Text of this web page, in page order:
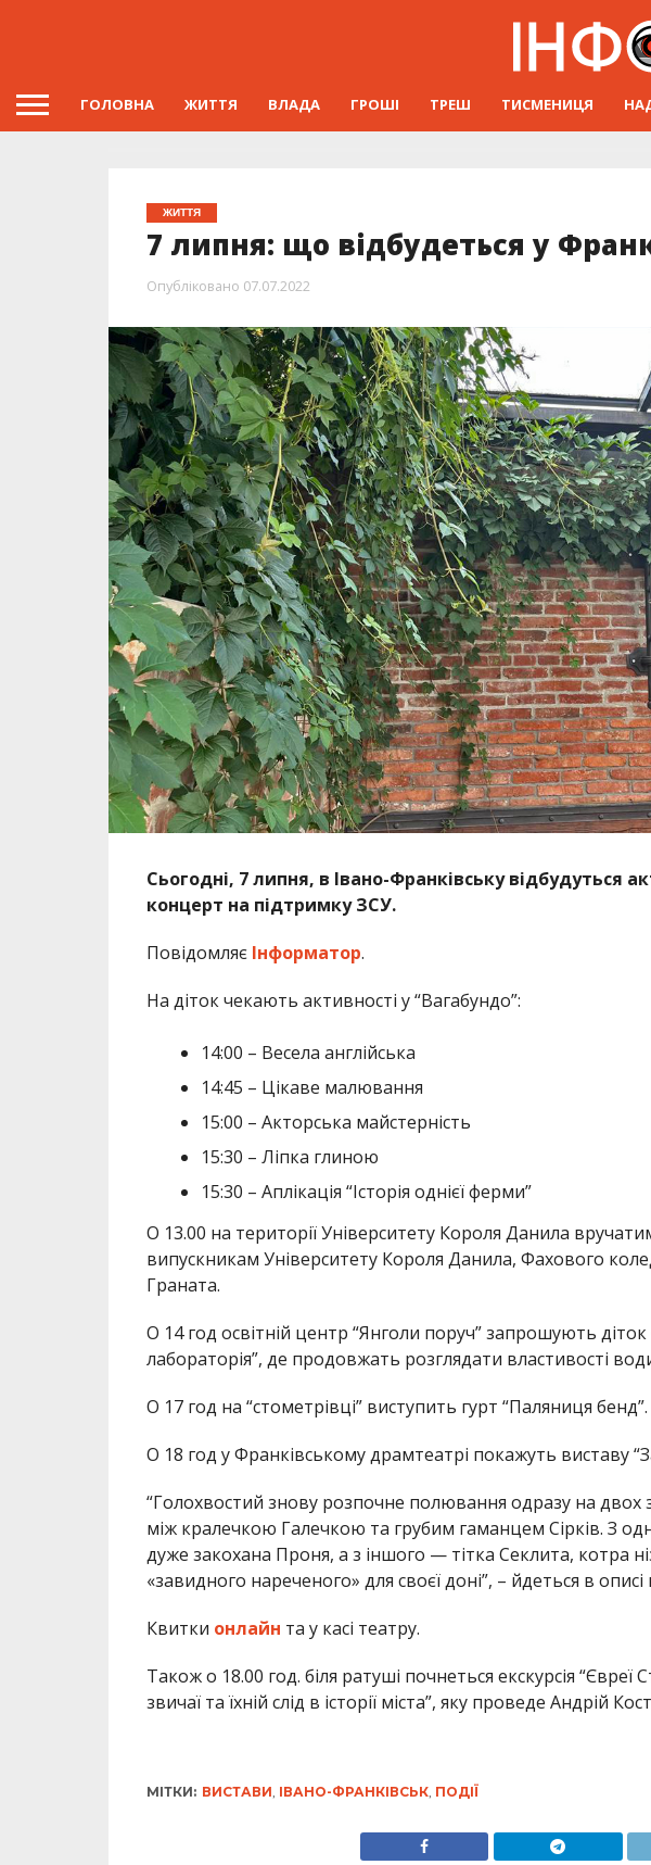
ГОЛОВНА ЖИТТЯ ВЛАДА ГРОШІ ТРЕШ ТИСМЕНИЦЯ
ЖИТТЯ
7 липня: що відбудеться у
Опубліковано 07.07.2022
Сьогодні, 7 липня, в Івано-Франківську відбудуться
концерт на підтримку ЗСУ.
Повідомляє Інформатор.
На діток чекають активності у “Вагабундо”:
14:00 – Весела англійська
14:45 – Цікаве малювання
15:00 – Акторська майстерність
15:30 – Ліпка глиною
15:30 – Аплікація “Історія однієї ферми”
О 13.00 на території Університету Короля Данила
випускникам Університету Короля Данила, Фахового
Граната.
О 14 год освітній центр “Янголи поруч” запрошують
лабораторія”, де продовжать розглядати властивості
О 17 год на “стометрівці” виступить гурт “Паляниця
О 18 год у Франківському драмтеатрі покажуть виставу
“Голохвостий знову розпочне полювання одразу на двох
між кралечкою Галечкою та грубим гаманцем Сірків. З
дуже закохана Проня, а з іншого — тітка Секлита, котра
«завидного нареченого» для своєї доні”, – йдеться в описі
Квитки онлайн та у касі театру.
Також о 18.00 год. біля ратуші почнеться екскурсія
звичаї та їхній слід в історії міста”, яку проведе Андрій
МІТКИ: ВИСТАВИ, ІВАНО-ФРАНКІВСЬК, ПОДІЇ